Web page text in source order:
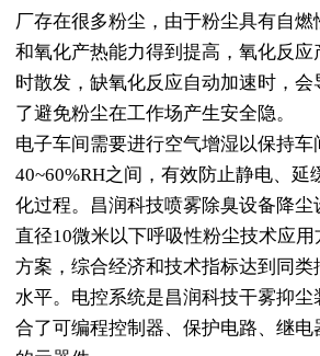
厂存在很多粉尘，由于粉尘具有自燃
和氧化产热能力得到提高，氧化反应
时散发，缺氧化反应自动加速时，会
了避免粉尘在工作场产生安全隐。
电子车间需要进行空气增湿以保持车
40~60%RH之间，有效防止静电、延
化过程。昌润科技喷雾除臭设备降尘
直径10微米以下呼吸性粉尘技术应
方案，综合经济和技术指标达到同
水平。电控系统是昌润科技干雾抑
合了可编程控制器、保护电路、继电